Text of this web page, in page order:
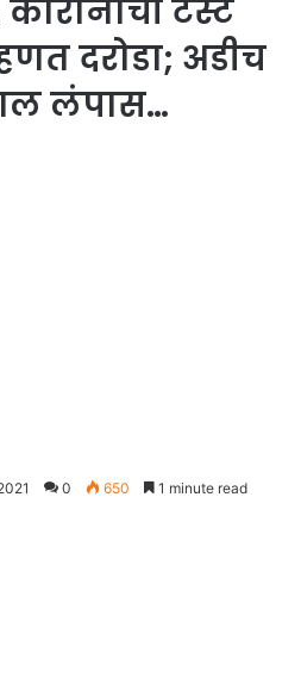
टेस्ट
दरोडा; अडीच
लंपास…
0 650 1 minute read